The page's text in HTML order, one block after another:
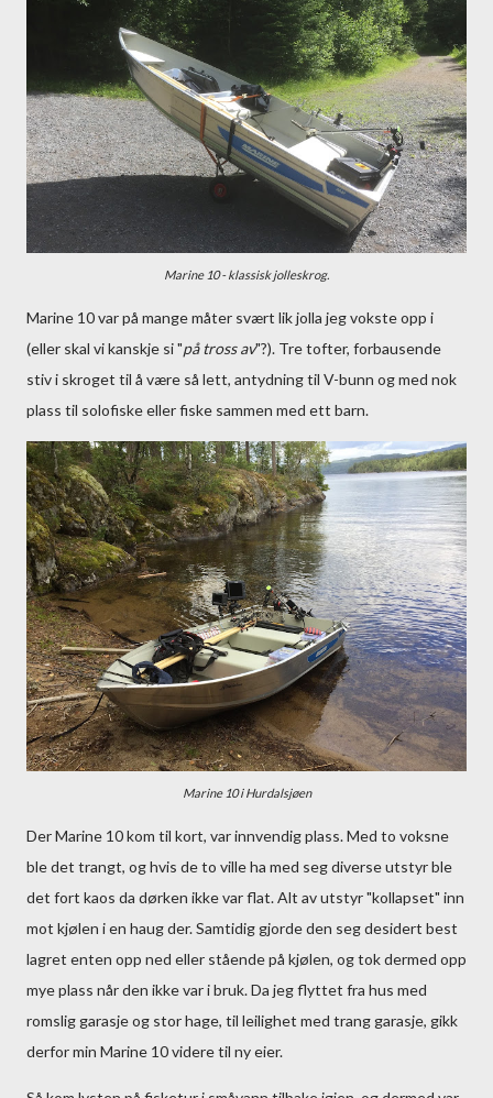
Marine 10 - klassisk jolleskrog.
Marine 10 var på mange måter svært lik jolla jeg vokste opp i
(eller skal vi kanskje si "på tross av"?). Tre tofter, forbausende
stiv i skroget til å være så lett, antydning til V-bunn og med nok
plass til solofiske eller fiske sammen med ett barn.
Marine 10 i Hurdalsjøen
Der Marine 10 kom til kort, var innvendig plass. Med to voksne
ble det trangt, og hvis de to ville ha med seg diverse utstyr ble
det fort kaos da dørken ikke var flat. Alt av utstyr "kollapset" inn
mot kjølen i en haug der. Samtidig gjorde den seg desidert best
lagret enten opp ned eller stående på kjølen, og tok dermed opp
mye plass når den ikke var i bruk. Da jeg flyttet fra hus med
romslig garasje og stor hage, til leilighet med trang garasje, gikk
derfor min Marine 10 videre til ny eier.